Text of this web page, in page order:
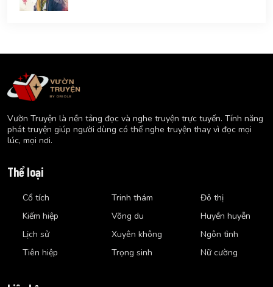
Vườn Truyện là nền tảng đọc và nghe truyện trực tuyến. Tính năng
phát truyện giúp người dùng có thể nghe truyện thay vì đọc mọi
lúc, mọi nơi.
Thể loại
Cổ tích
Kiếm hiệp
Lịch sử
Tiên hiệp
Trinh thám
Võng du
Xuyên không
Trọng sinh
Đô thị
Huyền huyễn
Ngôn tình
Nữ cường